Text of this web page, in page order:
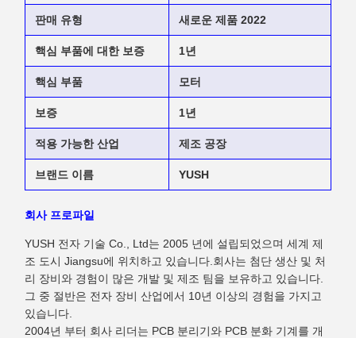
판매 유형 새로운 제품 2022
핵심 부품에 대한 보증 1년
핵심 부품 모터
보증 1년
적용 가능한 산업 제조 공장
브랜드 이름 YUSH
회사 프로파일
YUSH 전자 기술 Co., Ltd는 2005 년에 설립되었으며 세계 제
조 도시 Jiangsu에 위치하고 있습니다.회사는 첨단 생산 및 처
리 장비와 경험이 많은 개발 및 제조 팀을 보유하고 있습니다.
그 중 절반은 전자 장비 산업에서 10년 이상의 경험을 가지고
있습니다.
2004년 부터 회사 리더는 PCB 분리기와 PCB 분화 기계를 개